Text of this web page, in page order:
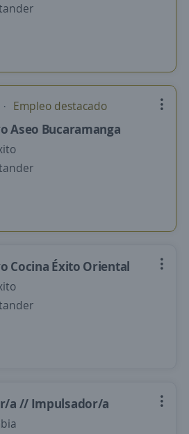
Empleo destacado
Aseo Bucaramanga
Cocina Éxito Oriental
a // Impulsador/a